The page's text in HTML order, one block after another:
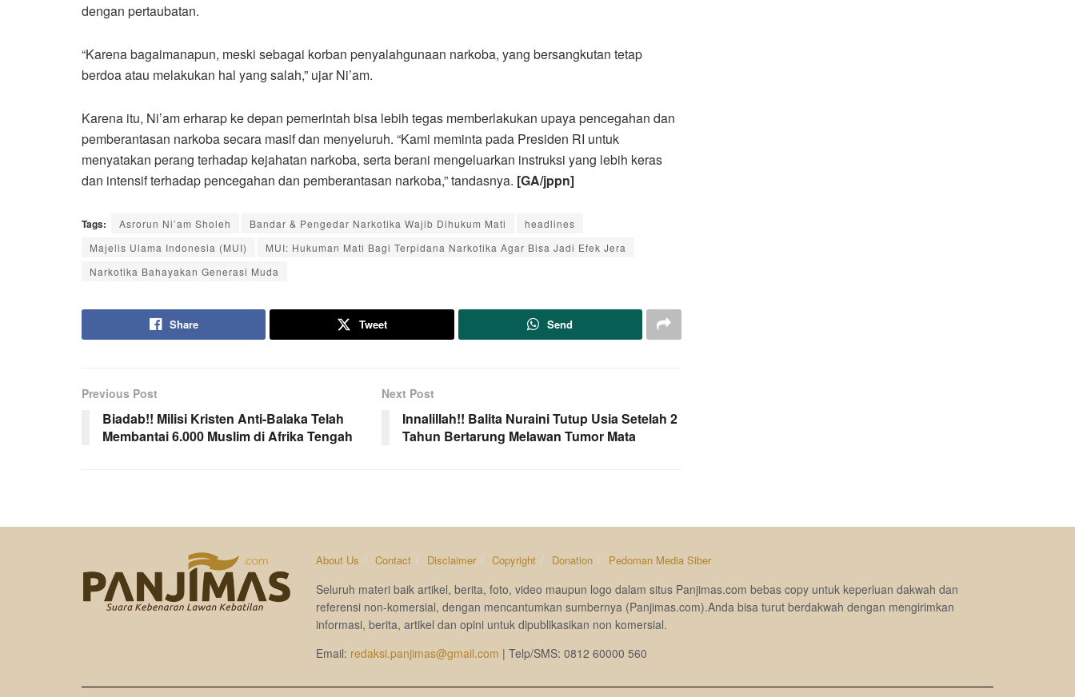
dengan pertaubatan.
“Karena bagaimanapun, meski sebagai korban penyalahgunaan narkoba, yang bersangkutan tetap
berdoa atau melakukan hal yang salah,” ujar Ni’am.
Karena itu, Ni’am erharap ke depan pemerintah bisa lebih tegas memberlakukan upaya pencegahan dan
pemberantasan narkoba secara masif dan menyeluruh. “Kami meminta pada Presiden RI untuk
menyatakan perang terhadap kejahatan narkoba, serta berani mengeluarkan instruksi yang lebih keras
dan intensif terhadap pencegahan dan pemberantasan narkoba,” tandasnya. [GA/jppn]
Tags: Asrorun Ni’am Sholeh Bandar & Pengedar Narkotika Wajib Dihukum Mati
headlines
Majelis Ulama Indonesia (MUI)
MUI: Hukuman Mati Bagi Terpidana Narkotika Agar Bisa Jadi Efek Jera
Narkotika Bahayakan Generasi Muda
Share Tweet Send
Previous Post
Biadab!! Milisi Kristen Anti-Balaka Telah
Membantai 6.000 Muslim di Afrika Tengah
Next Post
Innalillah!! Balita Nuraini Tutup Usia Setelah 2
Tahun Bertarung Melawan Tumor Mata
About Us Contact Disclaimer Copyright Donation Pedoman Media Siber
Seluruh materi baik artikel, berita, foto, video maupun logo dalam situs Panjimas.com bebas copy untuk keperluan dakwah dan
referensi non-komersial, dengan mencantumkan sumbernya (Panjimas.com).Anda bisa turut berdakwah dengan mengirimkan
informasi, berita, artikel dan opini untuk dipublikasikan non komersial.
Email: redaksi.panjimas@gmail.com | Telp/SMS: 0812 60000 560